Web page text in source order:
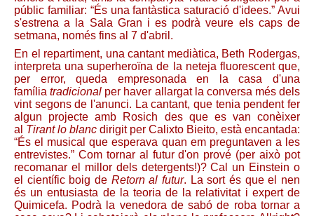
públic familiar: “És una fantàstica saturació d'idees.” Avui
s'estrena a la Sala Gran i es podrà veure els caps de
setmana, només fins al 7 d'abril.
En el repartiment, una cantant mediàtica, Beth Rodergas,
interpreta una superheroïna de la neteja fluorescent que,
per error, queda empresonada en la casa d'una
famíliatradicional per haver allargat la conversa més dels
vint segons de l'anunci. La cantant, que tenia pendent fer
algun projecte amb Rosich des que es van conèixer
al Tirant lo blanc dirigit per Calixto Bieito, està encantada:
“És el musical que esperava quan em preguntaven a les
entrevistes.” Com tornar al futur d'on prové (per això pot
recomanar el millor dels detergents!)? Cal un Einstein o
el científic boig de Retorn al futur. La sort és que el nen
és un entusiasta de la teoria de la relativitat i expert de
Quimicefa. Podrà la venedora de sabó de roba tornar a